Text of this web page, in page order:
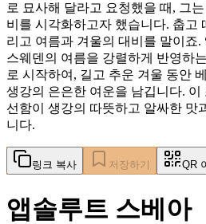
로 묘사해 달라고 요청했을 때, 그
비를 시각화하고자 했습니다. 춥고
리고 여름과 겨울의 대비를 말이죠
스웨덴의 여름을 강렬하게 반영하
로 시작하여, 길고 추운 겨울 동안
생강의 은은한 여운을 남깁니다. 이
선함이 생강의 따뜻하고 알싸한 맛
니다.
링크 복사 저장하기 QR
앱솔루트 스베아